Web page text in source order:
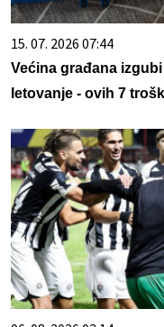
15. 07. 2026 07:44
Većina građana
letovanje - ovih 7